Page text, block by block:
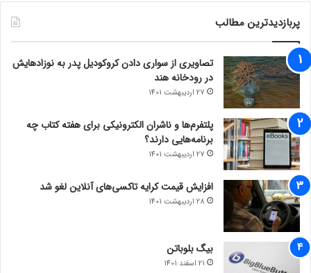
پربازدیدترین مطالب
تصاویری از سواری دادن کروکودیل پدر به نوزادهایش
در رودخانه هند
27 اردیبهشت 1401
پلتفرم‌ها و ناشران الکترونیکی برای هفته کتاب چه
برنامه‌هایی دارند؟
27 اردیبهشت 1401
افزایش قیمت کرایه تاکسی‌های آنلاین لغو شد
28 اردیبهشت 1401
بیگ بلوباتن
21 اسفند 1401